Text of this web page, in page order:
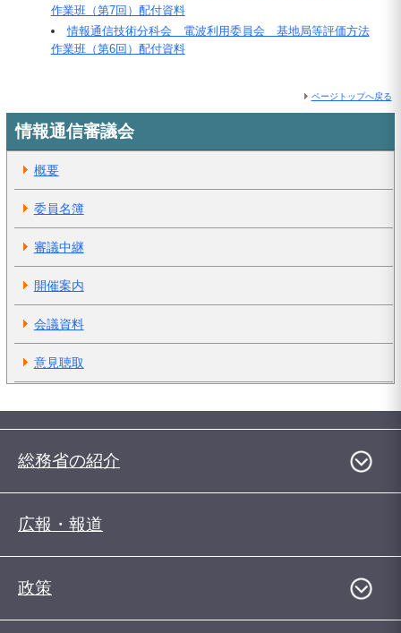
作業班（第7回）配付資料
情報通信技術分科会 電波利用委員会 基地局等評価方法
作業班（第6回）配付資料
ページトップへ戻る
情報通信審議会
概要
委員名簿
審議中継
開催案内
会議資料
意見聴取
総務省の紹介
広報・報道
政策